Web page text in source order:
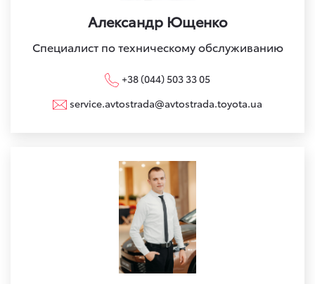
Александр Ющенко
Специалист по техническому обслуживанию
+38 (044) 503 33 05
service.avtostrada@avtostrada.toyota.ua